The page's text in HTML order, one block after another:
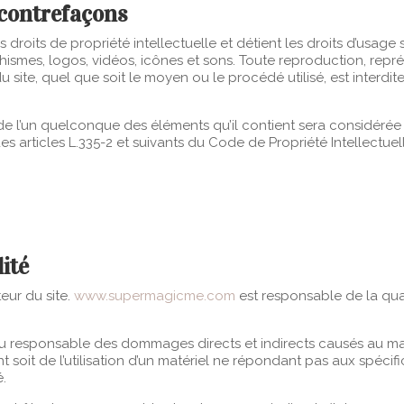
droits de propriété intellectuelle et détient les droits d’usage
logos, vidéos, icônes et sons. Toute reproduction,
site, quel que soit le moyen ou le procédé utilisé, est
l’un quelconque des éléments qu’il contient sera
articles L.335-2 et suivants du Code de Propriété
du site.www.supermagicme.com est responsable de la
des dommages directs et indirects causés au
soit de l’utilisation d’un matériel ne répondant pas aux